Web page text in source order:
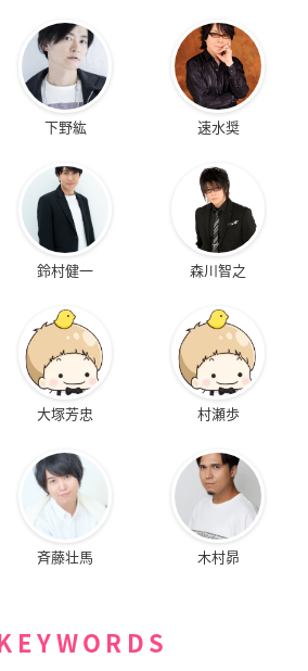
下野紘 速水奨
鈴村健一 森川智之
大塚芳忠 村瀬歩
斉藤壮馬 木村昴
KEYWORDS